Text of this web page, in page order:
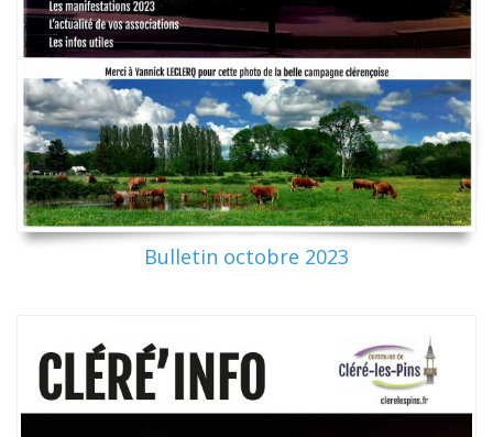
Bulletin octobre 2023